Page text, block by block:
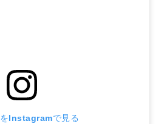
Instagramで見る